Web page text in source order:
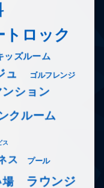
トロック
ッズルーム
ュ ゴルフレンジ
ション
クルーム
ス
ス プール
ラウンジ